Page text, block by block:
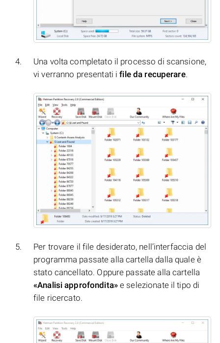
Una volta completato il processo di scansione,
vi verranno presentati ifile da recuperare.
Per trovare il file desiderato, nell’interfaccia del
programma passate alla cartella dalla quale è
stato cancellato. Oppure passate alla cartella
«Analisi approfondita»e selezionate il tipo di
file ricercato.